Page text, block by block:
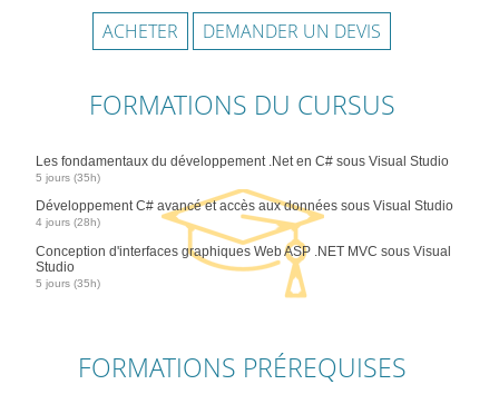
ACHETER DEMANDER UN DEVIS
FORMATIONS DU CURSUS
Les fondamentaux du développement .Net en C# sous Visual Studio
5 jours (35h)
Développement C# avancé et accès aux données sous Visual Studio
4 jours (28h)
Conception d'interfaces graphiques Web ASP .NET MVC sous Visual
Studio
5 jours (35h)
FORMATIONS PRÉREQUISES